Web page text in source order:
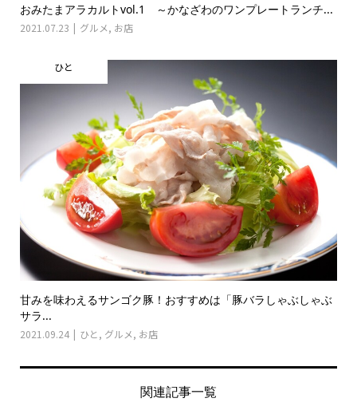
おみたまアラカルトvol.1 ～かなざわのワンプレートランチ...
2021.07.23 グルメ, お店
ひと
甘みを味わえるサンゴク豚！おすすめは「豚バラしゃぶしゃぶ
サラ...
2021.09.24 ひと , グルメ, お店
関連記事一覧